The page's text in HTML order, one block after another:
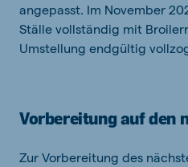
angepasst. Im November
Ställe vollständig mit
Umstellung endgültig
Vorbereitung auf den
Zur Vorbereitung des